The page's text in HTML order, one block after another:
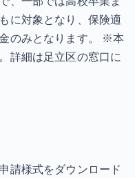
に対象となり、保険適
のみとなります。 ※本
詳細は足立区の窓口に
請様式をダウンロード